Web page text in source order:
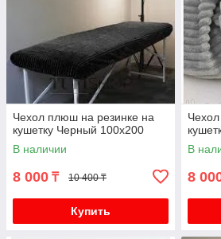
Чехол плюш на резинке на
кушетку Черный 100х200
В наличии
8 000 ₸ 10 400 ₸
Купить
В
8